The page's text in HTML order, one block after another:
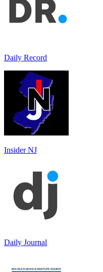
Daily Record
Insider NJ
Daily Journal